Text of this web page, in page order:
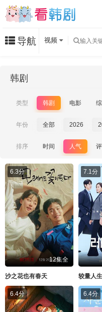
导航 视频
韩剧
类型 韩剧 电影
年份 全部 2026
排序 时间 人气
6.3分
12集全
沙之花也有春天
7.1分
较量人生
6.4分 6.4分